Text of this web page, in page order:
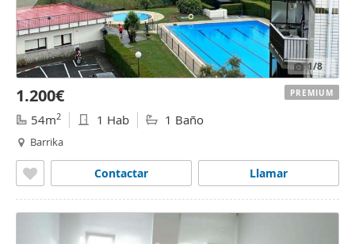
1/8
1.200€
54m2 1 Hab 1 Baño
Barrika
Llamar
Contactar
PREMIUM